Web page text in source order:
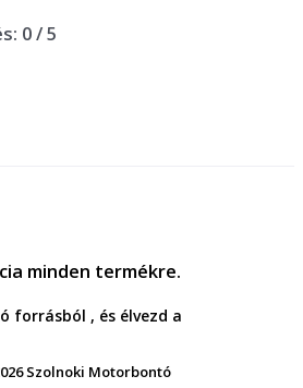
0/ 5
minden termékre.
forrásból , és élvezd a
Szolnoki Motorbontó